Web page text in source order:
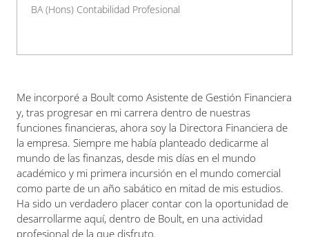
BA (Hons) Contabilidad Profesional
Me incorporé a Boult como Asistente de Gestión Financiera
y, tras progresar en mi carrera dentro de nuestras
funciones financieras, ahora soy la Directora Financiera de
la empresa. Siempre me había planteado dedicarme al
mundo de las finanzas, desde mis días en el mundo
académico y mi primera incursión en el mundo comercial
como parte de un año sabático en mitad de mis estudios.
Ha sido un verdadero placer contar con la oportunidad de
desarrollarme aquí, dentro de Boult, en una actividad
profesional de la que disfruto.